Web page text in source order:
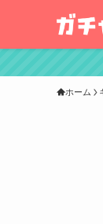
ホーム